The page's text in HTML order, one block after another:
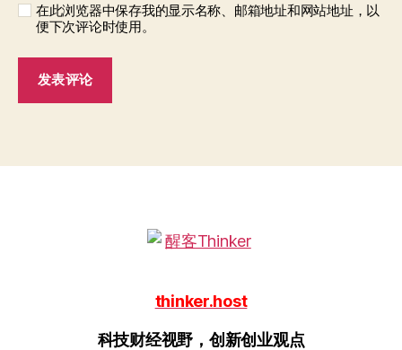
在此浏览器中保存我的显示名称、邮箱地址和网站地址，以
便下次评论时使用。
thinker.host
科技财经视野，创新创业观点